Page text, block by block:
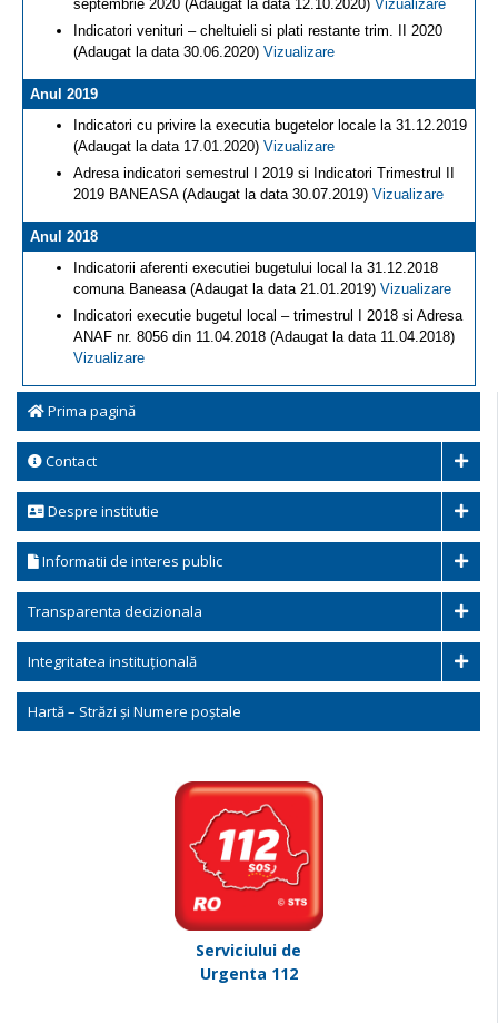
Prima pagină
Contact
Despre institutie
Informatii de interes public
Transparenta decizionala
Integritatea instituțională
Hartă – Străzi și Numere poștale
Serviciului de
Urgenta 112
septembrie 2020 (Adaugat la data 12.10.2020) Vizualizare
Indicatori venituri – cheltuieli si plati restante trim. II 2020
(Adaugat la data 30.06.2020) Vizualizare
Anul 2019
Indicatori cu privire la executia bugetelor locale la 31.12.2019
(Adaugat la data 17.01.2020) Vizualizare
Adresa indicatori semestrul I 2019 si Indicatori Trimestrul II
2019 BANEASA (Adaugat la data 30.07.2019) Vizualizare
Anul 2018
Indicatorii aferenti executiei bugetului local la 31.12.2018
comuna Baneasa (Adaugat la data 21.01.2019) Vizualizare
Indicatori executie bugetul local – trimestrul I 2018 si Adresa
ANAF nr. 8056 din 11.04.2018 (Adaugat la data 11.04.2018)
Vizualizare